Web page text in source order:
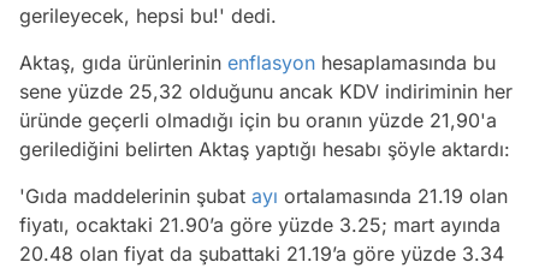
gerileyecek, hepsi bu!' dedi.
Aktaş, gıda ürünlerinin enflasyon hesaplamasında bu
sene yüzde 25,32 olduğunu ancak KDV indiriminin her
üründe geçerli olmadığı için bu oranın yüzde 21,90'a
gerilediğini belirten Aktaş yaptığı hesabı şöyle aktardı:
'Gıda maddelerinin şubat ayı ortalamasında 21.19 olan
fiyatı, ocaktaki 21.90’a göre yüzde 3.25; mart ayında
20.48 olan fiyat da şubattaki 21.19’a göre yüzde 3.34